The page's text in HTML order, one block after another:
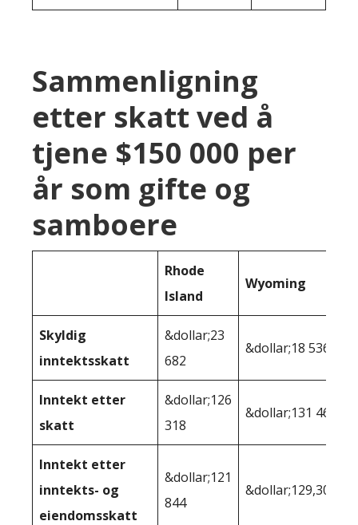
Sammenligning
etter skatt ved å
tjene $150 000 per
år som gifte og
samboere
Rhode
Island
Wyoming
Skyldig
inntektsskatt
&dollar;23
682
&dollar;18 536
Inntekt etter
skatt
&dollar;126
318
&dollar;131 464
Inntekt etter
inntekts- og
eiendomsskatt
&dollar;121
844
&dollar;129,307